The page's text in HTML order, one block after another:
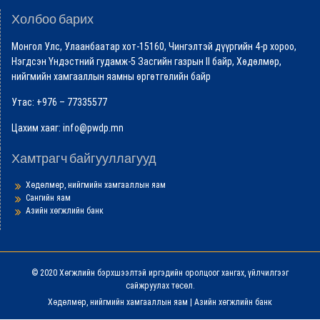
Холбоо барих
Монгол Улс, Улаанбаатар хот-15160, Чингэлтэй дүүргийн 4-р хороо,
Нэгдсэн Үндэстний гудамж-5 Засгийн газрын II байр, Хөдөлмөр,
нийгмийн хамгааллын яамны өргөтгөлийн байр
Утас: +976 – 77335577
Цахим хаяг: info@pwdp.mn
Хамтрагч байгууллагууд
Хөдөлмөр, нийгмийн хамгааллын яам
Сангийн яам
Азийн хөгжлийн банк
© 2020 Хөгжлийн бэрхшээлтэй иргэдийн оролцоог хангах, үйлчилгээг
сайжруулах төсөл.
Хөдөлмөр, нийгмийн хамгааллын яам
Азийн хөгжлийн банк